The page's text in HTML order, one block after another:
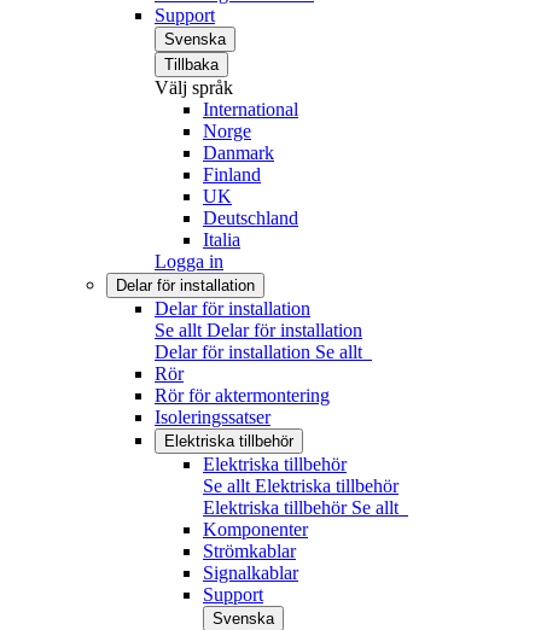
Support
Svenska
Tillbaka
Välj språk
International
Norge
Danmark
Finland
UK
Deutschland
Italia
Logga in
Delar för installation
Delar för installation
Se allt Delar för installation
Delar för installation Se allt
Rör
Rör för aktermontering
Isoleringssatser
Elektriska tillbehör
Elektriska tillbehör
Se allt Elektriska tillbehör
Elektriska tillbehör Se allt
Komponenter
Strömkablar
Signalkablar
Support
Svenska